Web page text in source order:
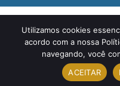
Utilizamos cookies
acordo com a nossa
navegando, você
ACEITAR